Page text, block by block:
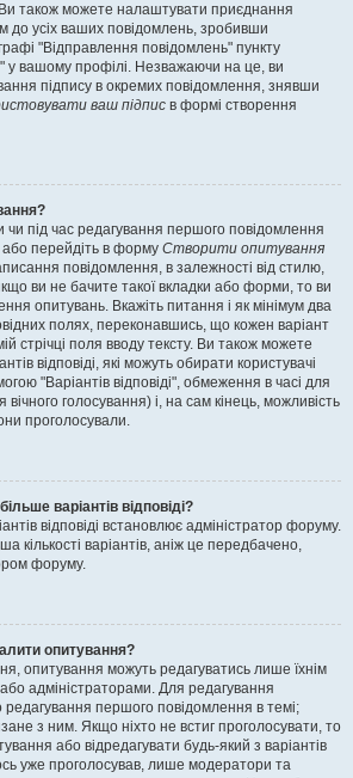
також можете налаштувати приєднання
до усіх ваших повідомлень, зробивши
"Відправлення повідомлень" пункту
у вашому профілі. Незважаючи на це, ви
підпису в окремих повідомлення, знявши
ваш підпис в формі створення
чи під час редагування першого повідомлення
або перейдіть в форму Створити опитування
повідомлення, в залежності від стилю,
ви не бачите такої вкладки або форми, то ви
опитувань. Вкажіть питання і як мінімум два
полях, переконавшись, що кожен варіант
стрічці поля вводу тексту. Ви також можете
відповіді, які можуть обирати користувачі
"Варіантів відповіді", обмеження в часі для
голосування) і, на сам кінець, можливість
проголосували.
варіантів відповіді?
відповіді встановлює адміністратор форуму.
кількості варіантів, аніж це передбачено,
форуму.
опитування?
опитування можуть редагуватись лише їхнім
адміністраторами. Для редагування
першого повідомлення в темі;
з ним. Якщо ніхто не встиг проголосувати, то
або відредагувати будь-який з варіантів
уже проголосував, лише модератори та